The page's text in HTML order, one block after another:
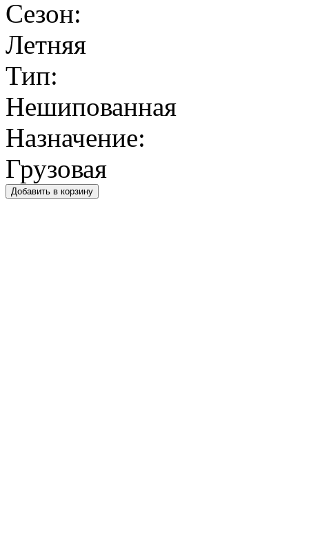
Сезон:
Летняя
Тип:
Нешипованная
Назначение:
Грузовая
Добавить в корзину